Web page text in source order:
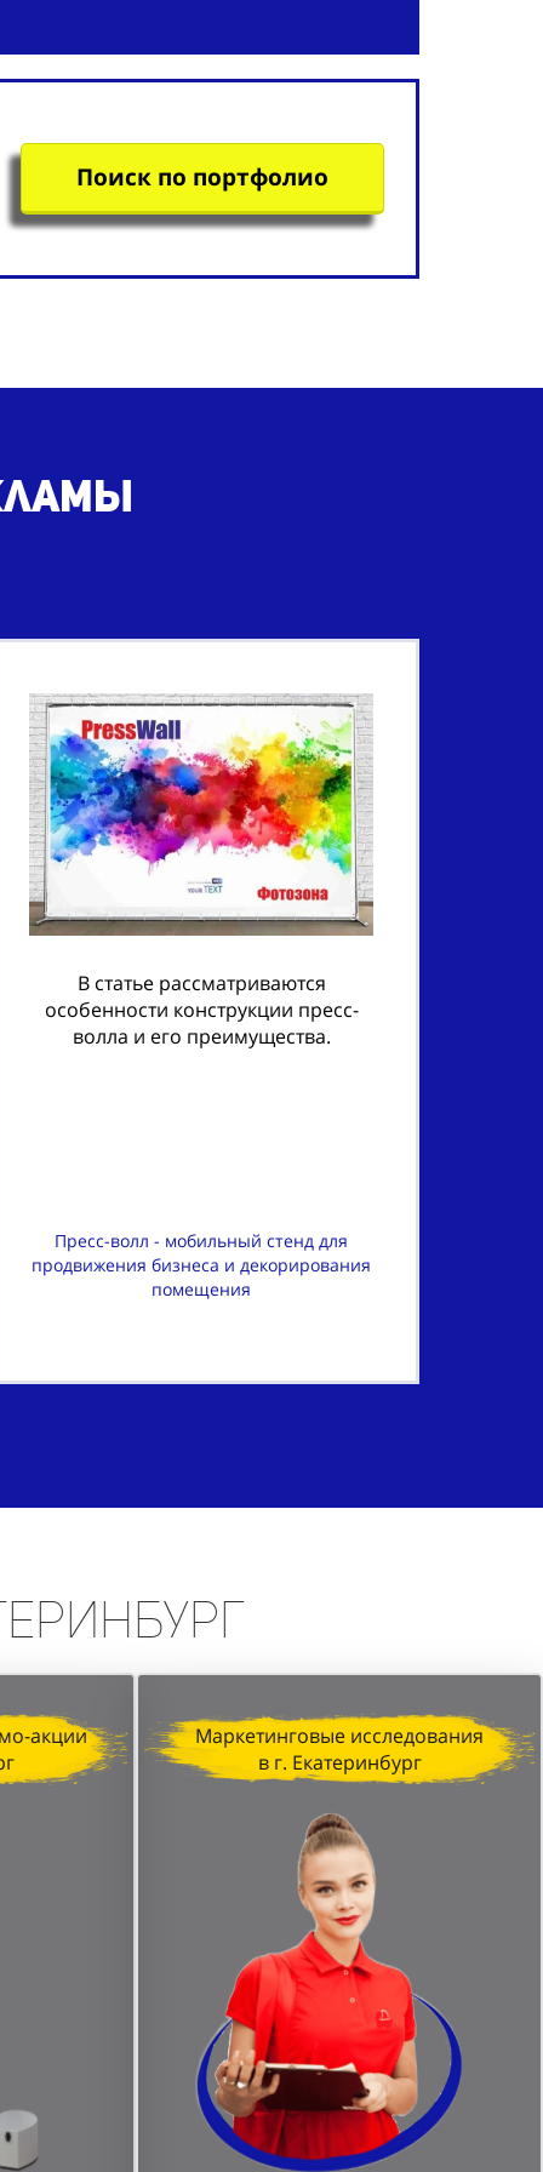
Поиск по портфолио
В статье рассматриваются
особенности конструкции пресс-
волла и его преимущества.
Пресс-волл - мобильный стенд для
продвижения бизнеса и декорирования
помещения
акции
Маркетинговые исследования
в г. Екатеринбург